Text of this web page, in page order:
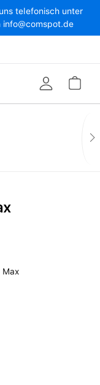
telefonisch unter